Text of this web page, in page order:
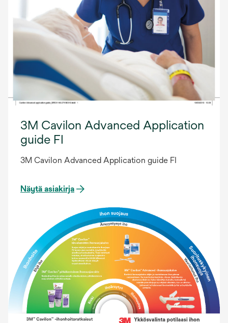
3M Cavilon Advanced Application
guide FI
3M Cavilon Advanced Application guide FI
Näytä asiakirja